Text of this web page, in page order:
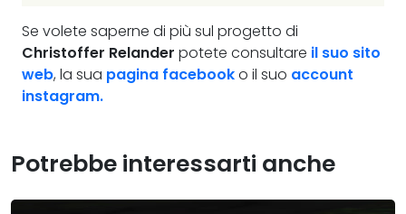
Se volete saperne di più sul progetto di
Christoffer Relander potete consultare il suo sito
web, la sua pagina facebooko il suo account
instagram.
Potrebbe interessarti anche